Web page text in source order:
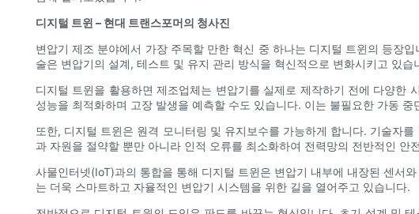
디지털 트윈 – 현대 트랜스포머의 청사진
변압기 제조 분야에서 가장 주목할 만한 혁신 중 하나는 디지털 트윈의 등장
술은 변압기의 설계, 테스트 및 유지 관리 방식을 혁신적으로 변화시키고 있습
디지털 트윈을 활용하면 제조업체는 변압기를 실제로 제작하기 전에 다양한
성능을 최적화하며 고장 발생을 예측할 수도 있습니다. 이는 불필요한 가동
또한, 디지털 트윈은 원격 모니터링 및 유지보수를 가능하게 합니다. 기술자
과 자원을 절약할 뿐만 아니라 인적 오류를 최소화하여 전력망의 전반적인 안
사물인터넷(IoT)과의 통합을 통해 디지털 트윈은 변압기 내부에 내장된 센서
는 더욱 스마트하고 자율적인 변압기 시스템을 위한 길을 열어주고 있습니다.